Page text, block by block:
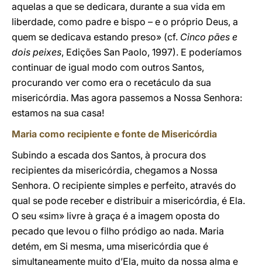
aquelas a que se dedicara, durante a sua vida em
liberdade, como padre e bispo – e o próprio Deus, a
quem se dedicava estando preso» (cf. Cinco pães e
dois peixes, Edições San Paolo, 1997). E poderíamos
continuar de igual modo com outros Santos,
procurando ver como era o recetáculo da sua
misericórdia. Mas agora passemos a Nossa Senhora:
estamos na sua casa!
Maria como recipiente e fonte de Misericórdia
Subindo a escada dos Santos, à procura dos
recipientes da misericórdia, chegamos a Nossa
Senhora. O recipiente simples e perfeito, através do
qual se pode receber e distribuir a misericórdia, é Ela.
O seu «sim» livre à graça é a imagem oposta do
pecado que levou o filho pródigo ao nada. Maria
detém, em Si mesma, uma misericórdia que é
simultaneamente muito d’Ela, muito da nossa alma e